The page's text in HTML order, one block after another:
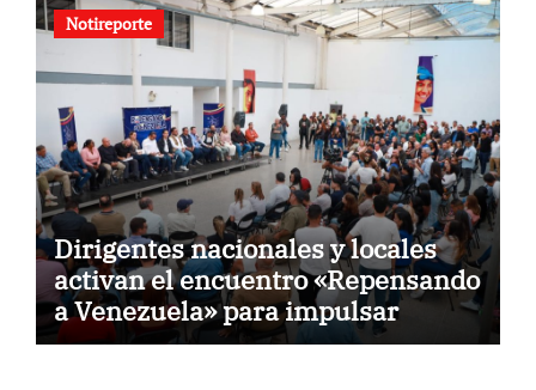
Notireporte
Dirigentes nacionales y locales
activan el encuentro «Repensando
a Venezuela» para impulsar
propuestas desde las